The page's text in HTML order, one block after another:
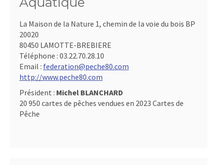
La Maison de la Nature 1, chemin de la voie du bois BP
20020
80450 LAMOTTE-BREBIERE
Téléphone : 03.22.70.28.10
Email : federation@peche80.com
http://www.peche80.com
Président : Michel BLANCHARD
20 950 cartes de pêches vendues en 2023 Cartes de
Pêche